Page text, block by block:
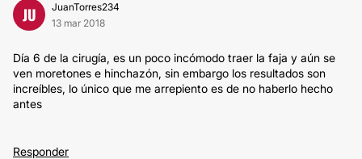
JU
JuanTorres234
13 mar 2018
Día 6 de la cirugía, es un poco incómodo traer la faja y aún se
ven moretones e hinchazón, sin embargo los resultados son
increíbles, lo único que me arrepiento es de no haberlo hecho
antes
Responder